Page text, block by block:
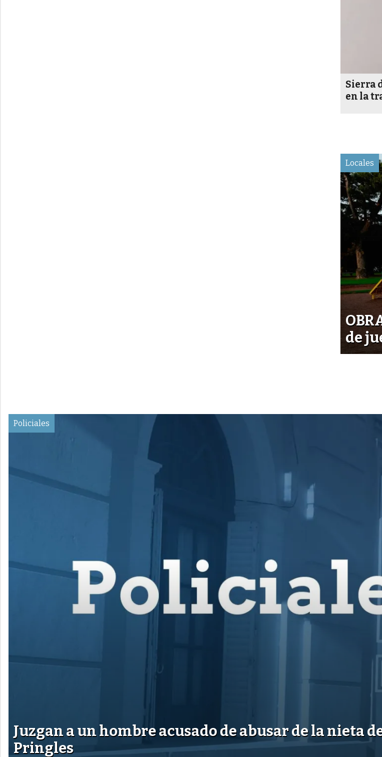
Sierra
en la
Locales
de
Policiales
Juzgan a un hombre acusado de abusar de la nieta
Pringles